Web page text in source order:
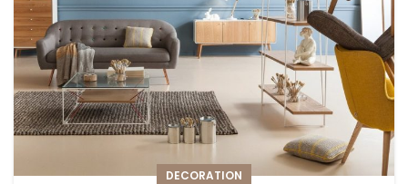
DECORATION